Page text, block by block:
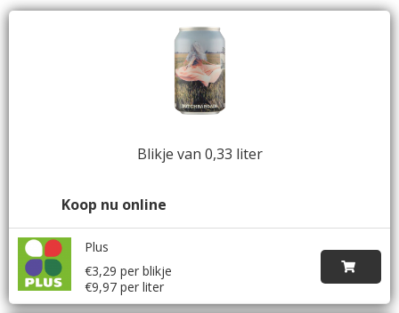
Blikje van 0,33 liter
Koop nu online
Plus
€3,29 per blikje
€9,97 per liter